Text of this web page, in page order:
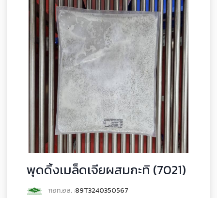
พุดดิ้งเมล็ดเจียผสมกะทิ (7021)
กอท.ฮล. :89T3240350567